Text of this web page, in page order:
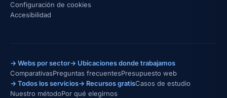
Configuración de cookies
Accesibilidad
→ Webs por sector→ Ubicaciones donde trabajamos
ComparativasPreguntas frecuentesPresupuesto web
→ Todos los servicios→ Recursos gratisCasos de estudio
Nuestro métodoPor qué elegirnos